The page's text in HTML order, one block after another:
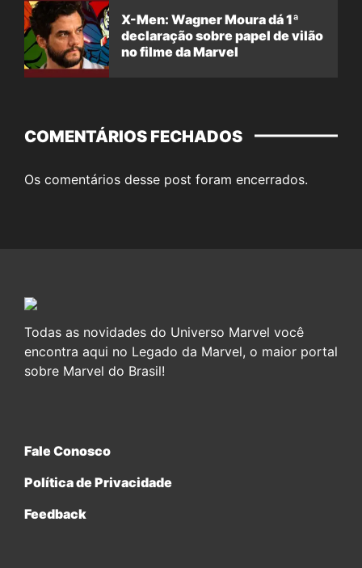
X-Men: Wagner Moura dá 1ª
declaração sobre papel de vilão
no filme da Marvel
COMENTÁRIOS FECHADOS
Os comentários desse post foram encerrados.
Todas as novidades do Universo Marvel você
encontra aqui no Legado da Marvel, o maior portal
sobre Marvel do Brasil!
Fale Conosco
Política de Privacidade
Feedback